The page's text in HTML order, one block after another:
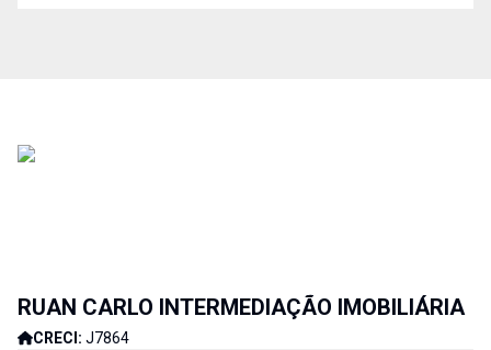
RUAN CARLO INTERMEDIAÇÃO IMOBILIÁRIA
CRECI: J7864